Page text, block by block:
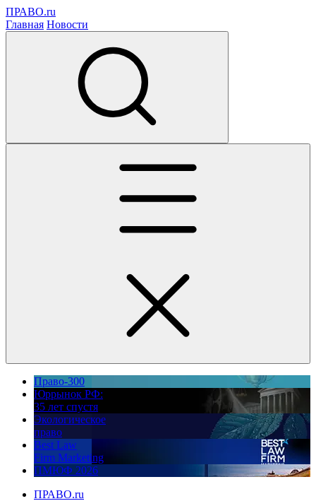
ПРАВО.ru
Главная Новости
Право-300
Юррынок РФ:
35 лет спустя
Экологическое
право
Best Law
Firm Marketing
ПМЮФ 2026
ПРАВО.ru